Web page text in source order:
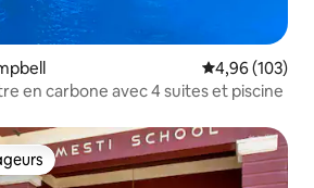
Évaluation
4,96 (103)
en carbone avec 4 suites et piscine